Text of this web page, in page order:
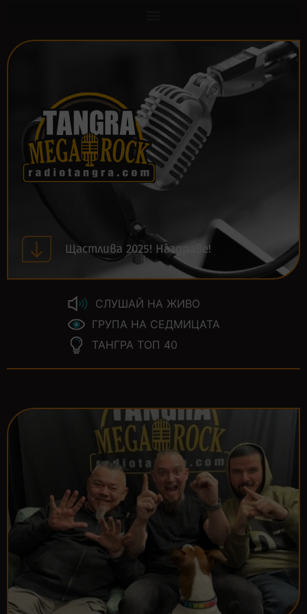
Щастлива 2025! Наздраве!
СЛУШАЙ НА ЖИВО
ГРУПА НА СЕДМИЦАТА
ТАНГРА ТОП 40